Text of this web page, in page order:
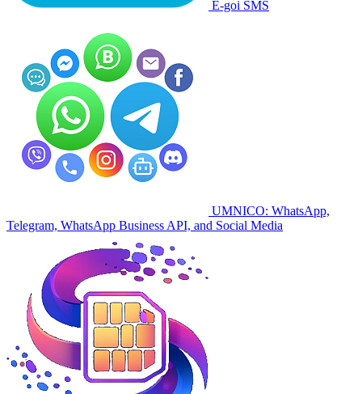
E-goi SMS
UMNICO: WhatsApp,
Telegram, WhatsApp Business API, and Social Media